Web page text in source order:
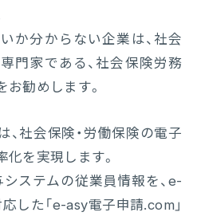
か分からない企業は、社会
門家である、社会保険労務
勧めします。
、社会保険・労働保険の電子
を実現します。
ステムの従業員情報を、e-
した「e-asy電子申請.com」